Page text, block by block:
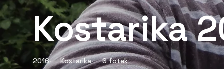
Kostarika
2016 Kostarika 6 fotek